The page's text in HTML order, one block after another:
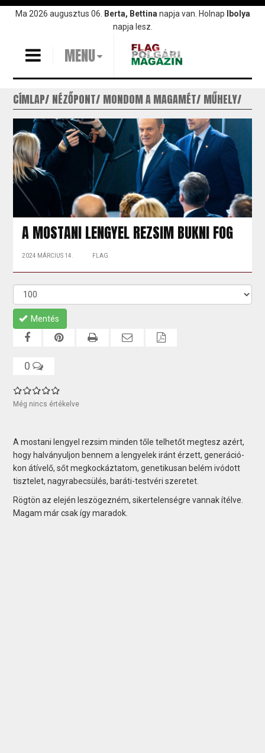
UgrásMa 2026 augusztus 06. Berta, Bettina napja van. Holnap
Ibolya
napja lesz.
MENU
CÍMLAP NÉZŐPONT MONDOM A MAGAMÉT MŰHELY
A MOSTANI LENGYEL REZSIM BUKNI FOG
2024 MÁRCIUS 14. FLAG
Mentés
0
Még nincs értékelve
A mostani lengyel rezsim minden tőle telhetőt megtesz azért,
hogy halványuljon bennem a lengyelek iránt érzett, generáció­
kon átívelő, sőt megkockáztatom, genetikusan belém ivódott
tisztelet, nagyrabecsülés, baráti-testvéri szeretet.
Rögtön az elején leszögezném, sikertelenségre vannak ítélve.
Magam már csak így maradok.